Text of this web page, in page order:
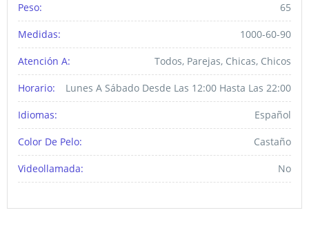
Peso: 65
Medidas: 1000-60-90
Atención A: Todos, Parejas, Chicas, Chicos
Horario: Lunes A Sábado Desde Las 12:00 Hasta Las 22:00
Idiomas: Español
Color De Pelo: Castaño
Videollamada: No